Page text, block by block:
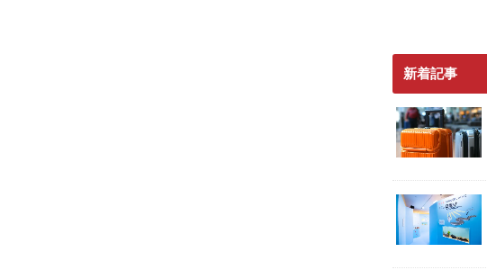
新着記事